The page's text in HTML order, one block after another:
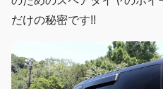
だけの秘密です!!